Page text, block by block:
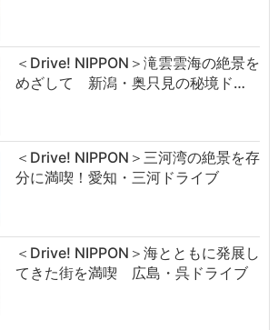
＜Drive! NIPPON＞滝雲雲海の絶景を
めざして 新潟・奥只見の秘境ド…
＜Drive! NIPPON＞三河湾の絶景を存
分に満喫！愛知・三河ドライブ
＜Drive! NIPPON＞海とともに発展し
てきた街を満喫 広島・呉ドライブ